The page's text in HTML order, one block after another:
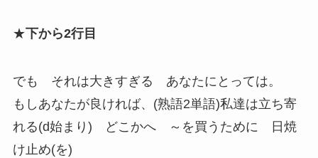
★下から2行目
でも それは大きすぎる あなたにとっては。
もしあなたが良ければ、(熟語2単語)私達は立ち寄
れる(d始まり) どこかへ ～を買うために 日焼
け止め(を)